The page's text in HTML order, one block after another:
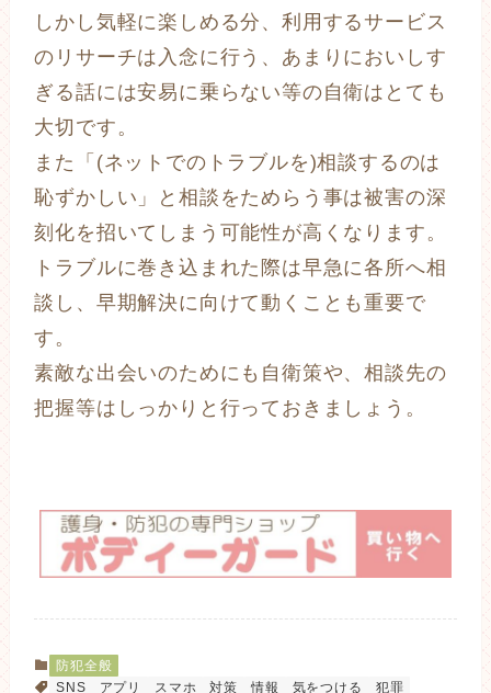
しかし気軽に楽しめる分、利用するサービス
のリサーチは入念に行う、あまりにおいしす
ぎる話には安易に乗らない等の自衛はとても
大切です。
また「(ネットでのトラブルを)相談するのは
恥ずかしい」と相談をためらう事は被害の深
刻化を招いてしまう可能性が高くなります。
トラブルに巻き込まれた際は早急に各所へ相
談し、早期解決に向けて動くことも重要で
す。
素敵な出会いのためにも自衛策や、相談先の
把握等はしっかりと行っておきましょう。
防犯全般
SNS
アプリ スマホ 対策 情報 気をつける 犯罪